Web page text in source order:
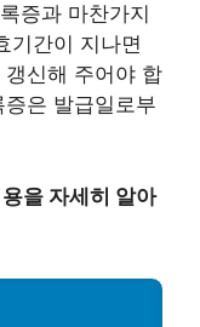
증과 마찬가지
기간이 지나면
신해 주어야 합
은 발급일로부
을 자세히 알아